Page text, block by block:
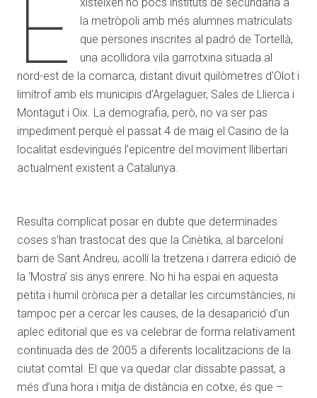
E
la metròpoli amb més alumnes matriculats
que persones inscrites al padró de Tortellà,
una acollidora vila garrotxina situada al
nord-est de la comarca, distant divuit quilòmetres d’Olot i
limítrof amb els municipis d’Argelaguer, Sales de Llierca i
Montagut i Oix. La demografia, però, no va ser pas
impediment perquè el passat 4 de maig el Casino de la
localitat esdevingués l’epicentre del moviment llibertari
actualment existent a Catalunya.
Resulta complicat posar en dubte que determinades
coses s’han trastocat des que la Cinètika, al barceloní
barri de Sant Andreu, acollí la tretzena i darrera edició de
la ‘Mostra’ sis anys enrere. No hi ha espai en aquesta
petita i humil crònica per a detallar les circumstàncies, ni
tampoc per a cercar les causes, de la desaparició d’un
aplec editorial que es va celebrar de forma relativament
continuada des de 2005 a diferents localitzacions de la
ciutat comtal. El que va quedar clar dissabte passat, a
més d’una hora i mitja de distància en cotxe, és que –